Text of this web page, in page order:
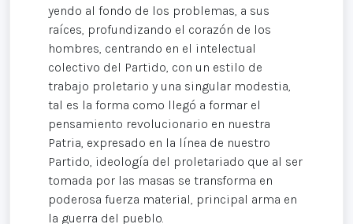
yendo al fondo de los problemas, a sus
raíces, profundizando el corazón de los
hombres, centrando en el intelectual
colectivo del Partido, con un estilo de
trabajo proletario y una singular modestia,
tal es la forma como llegó a formar el
pensamiento revolucionario en nuestra
Patria, expresado en la línea de nuestro
Partido, ideología del proletariado que al ser
tomada por las masas se transforma en
poderosa fuerza material, principal arma en
la guerra del pueblo.